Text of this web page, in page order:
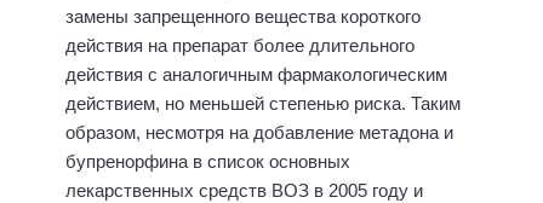
замены запрещенного вещества короткого
действия на препарат более длительного
действия с аналогичным фармакологическим
действием, но меньшей степенью риска. Таким
образом, несмотря на добавление метадона и
бупренорфина в список основных
лекарственных средств ВОЗ в 2005 году и